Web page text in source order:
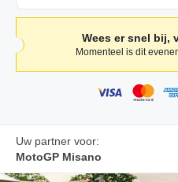
Wees er snel bij,
Momenteel is dit
Uw partner voor:
MotoGP Misano